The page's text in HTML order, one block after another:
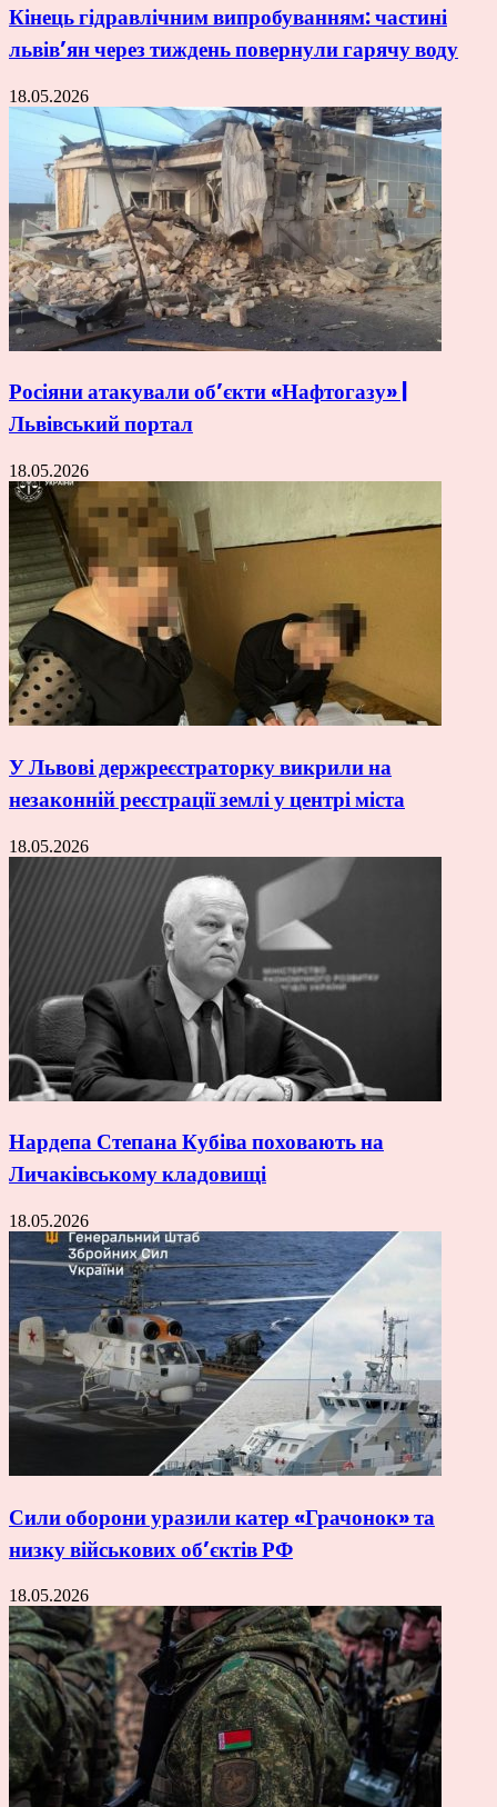
Кінець гідравлічним випробуванням: частині
львів’ян через тиждень повернули гарячу воду
18.05.2026
Росіяни атакували об’єкти «Нафтогазу» |
Львівський портал
18.05.2026
У Львові держреєстраторку викрили на
незаконній реєстрації землі у центрі міста
18.05.2026
Нардепа Степана Кубіва поховають на
Личаківському кладовищі
18.05.2026
Сили оборони уразили катер «Грачонок» та
низку військових об’єктів РФ
18.05.2026